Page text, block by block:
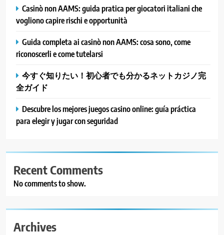
Casinò non AAMS: guida pratica per giocatori italiani che
vogliono capire rischi e opportunità
Guida completa ai casinò non AAMS: cosa sono, come
riconoscerli e come tutelarsi
今すぐ知りたい！初心者でも分かるネットカジノ完
全ガイド
Descubre los mejores juegos casino online: guía práctica
para elegir y jugar con seguridad
Recent Comments
No comments to show.
Archives